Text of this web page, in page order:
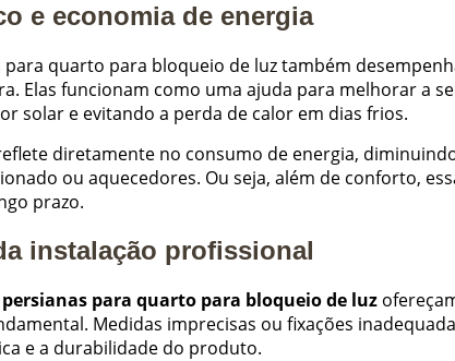
e economia de energia
para quarto para bloqueio de luz também
Elas funcionam como uma ajuda para melhorar a
solar e evitando a perda de calor em dias frios.
diretamente no consumo de energia,
ou aquecedores. Ou seja, além de conforto,
prazo.
instalação profissional
para quarto para bloqueio de luz
Medidas imprecisas ou fixações
e a durabilidade do produto.